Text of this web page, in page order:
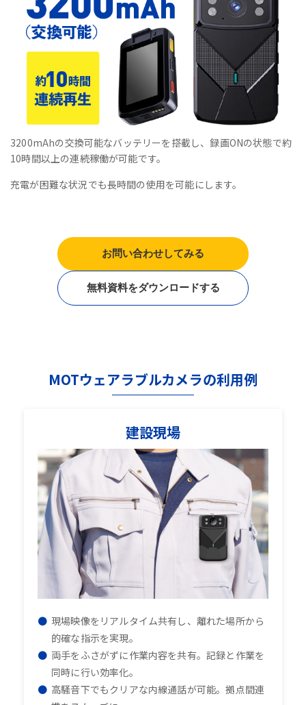
3200mAhの交換可能なバッテリーを搭載し、録画ONの状態で約
10時間以上の連続稼働が可能です。
充電が困難な状況でも長時間の使用を可能にします。
お問い合わせしてみる
無料資料をダウンロードする
MOTウェアラブルカメラの利用例
建設現場
現場映像をリアルタイム共有し、離れた場所から
的確な指示を実現。
両手をふさがずに作業内容を共有。記録と作業を
同時に行い効率化。
高騒音下でもクリアな内線通話が可能。拠点間連